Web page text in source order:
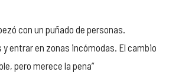
con un puñado de personas.
entrar en zonas incómodas. El cambio
pero merece la pena”